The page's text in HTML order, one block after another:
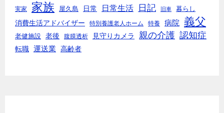
実家 家族 屋久島 日常 日常生活 日記 旧車 暮らし
消費生活アドバイザー 特別養護老人ホーム 特養 病院 義父
老健施設 老後 腹膜透析 見守りカメラ 親の介護 認知症
転職 運送業 高齢者